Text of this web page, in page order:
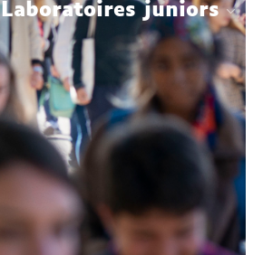
Laboratoires juniors